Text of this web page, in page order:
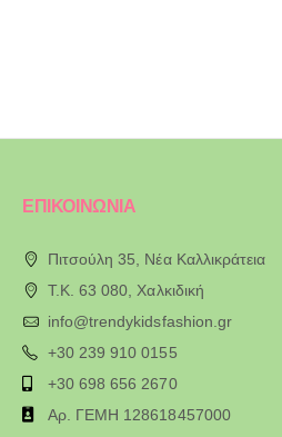
ΕΠΙΚΟΙΝΩΝΙΑ
Πιτσούλη 35, Νέα Καλλικράτεια
T.K. 63 080, Χαλκιδική
info@trendykidsfashion.gr
+30 239 910 0155
+30 698 656 2670
Αρ. ΓΕΜΗ 128618457000